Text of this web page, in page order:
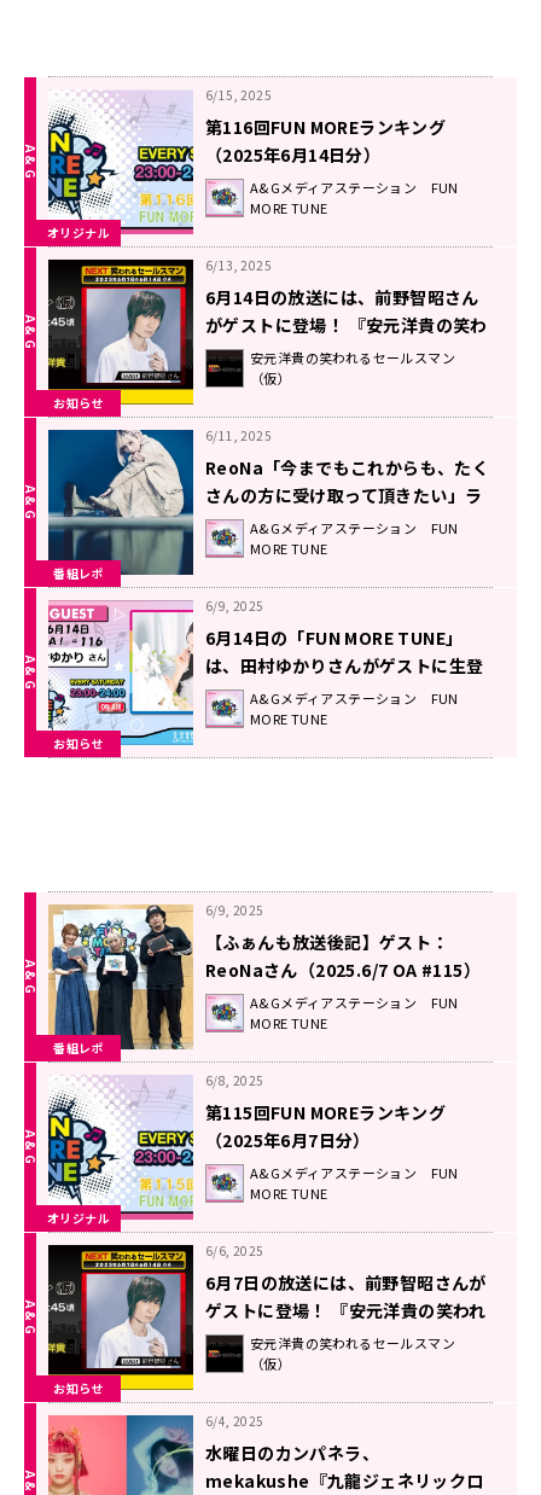
オリジナル
6/15, 2025
第116回FUN MOREランキング
（2025年6月14日分）
A&Gメディアステーション FUN
MORE TUNE
お知らせ
6/13, 2025
6月14日の放送には、前野智昭さん
がゲストに登場！ 『安元洋貴の笑わ
れるセールスマン（仮）』
安元洋貴の笑われるセールスマン
（仮）
番組レポ
6/11, 2025
ReoNa「今までもこれからも、たく
さんの方に受け取って頂きたい」ラ
イブ映像作品『AVATAR 2024』
『Birth 2024』に込めた想い！
A&Gメディアステーション FUN
MORE TUNE
お知らせ
6/9, 2025
6月14日の「FUN MORE TUNE」
は、田村ゆかりさんがゲストに生登
場＆古川慎さんのコメントもOA！
A&Gメディアステーション FUN
MORE TUNE
番組レポ
6/9, 2025
【ふぁんも放送後記】ゲスト：
ReoNaさん（2025.6/7 OA #115）
A&Gメディアステーション FUN
MORE TUNE
オリジナル
6/8, 2025
第115回FUN MOREランキング
（2025年6月7日分）
A&Gメディアステーション FUN
MORE TUNE
お知らせ
6/6, 2025
6月7日の放送には、前野智昭さんが
ゲストに登場！ 『安元洋貴の笑われ
るセールスマン（仮）』
安元洋貴の笑われるセールスマン
（仮）
6/4, 2025
水曜日のカンパネラ、
mekakushe『九龍ジェネリックロ